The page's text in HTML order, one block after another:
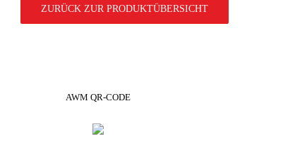
ZURÜCK ZUR PRODUKTÜBERSICHT
AWM QR-CODE